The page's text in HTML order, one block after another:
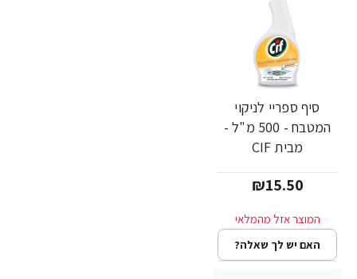
סיף ספריי לניקוי
המטבח - 500 מ"ל -
מבית CIF
₪15.50
האם יש לך שאלה?